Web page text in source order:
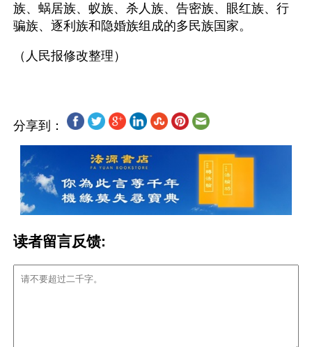
族、蜗居族、蚁族、杀人族、告密族、眼红族、行
骗族、逐利族和隐婚族组成的多民族国家。
分享到：
读者留言反馈: